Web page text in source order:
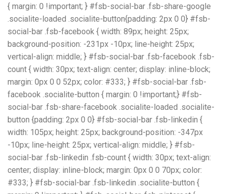
{ margin: 0 !important; } #fsb-social-bar .fsb-share-google
.socialite-loaded .socialite-button{padding: 2px 0 0} #fsb-
social-bar .fsb-facebook { width: 89px; height: 25px;
background-position: -231px -10px; line-height: 25px;
vertical-align: middle; } #fsb-social-bar .fsb-facebook .fsb-
count { width: 30px; text-align: center; display: inline-block;
margin: 0px 0 0 52px; color: #333; } #fsb-social-bar .fsb-
facebook .socialite-button { margin: 0 !important;} #fsb-
social-bar .fsb-share-facebook .socialite-loaded .socialite-
button {padding: 2px 0 0} #fsb-social-bar .fsb-linkedin {
width: 105px; height: 25px; background-position: -347px
-10px; line-height: 25px; vertical-align: middle; } #fsb-
social-bar .fsb-linkedin .fsb-count { width: 30px; text-align:
center; display: inline-block; margin: 0px 0 0 70px; color:
#333; } #fsb-social-bar .fsb-linkedin .socialite-button {